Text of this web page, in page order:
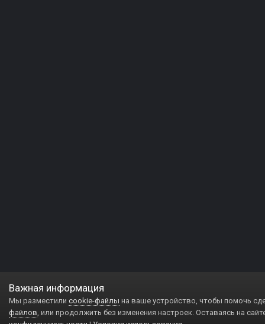
Важная информация
Мы разместили cookie-файлы на ваше устройство, чтобы помочь
файлов, или продолжить без изменения настроек. Оставаясь на